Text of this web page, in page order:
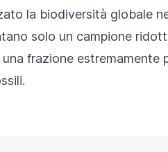
la biodiversità globale
solo un campione
frazione estremamente